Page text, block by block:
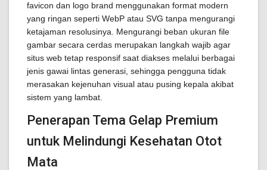
favicon dan logo brand menggunakan format modern
yang ringan seperti WebP atau SVG tanpa mengurangi
ketajaman resolusinya. Mengurangi beban ukuran file
gambar secara cerdas merupakan langkah wajib agar
situs web tetap responsif saat diakses melalui berbagai
jenis gawai lintas generasi, sehingga pengguna tidak
merasakan kejenuhan visual atau pusing kepala akibat
sistem yang lambat.
Penerapan Tema Gelap Premium
untuk Melindungi Kesehatan Otot
Mata